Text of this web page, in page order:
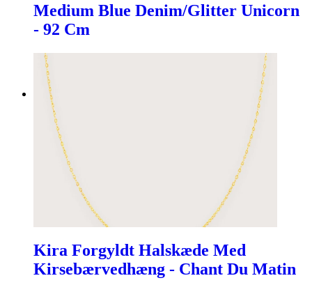
Medium Blue Denim/Glitter Unicorn
- 92 Cm
Kira Forgyldt Halskæde Med
Kirsebærvedhæng - Chant Du Matin